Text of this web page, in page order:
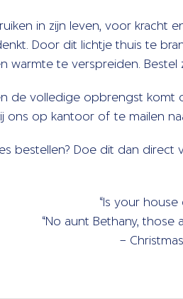
in zijn leven, voor kracht
Door dit lichtje thuis te
warmte te verspreiden. Bestel
de volledige opbrengst
ons op kantoor of te mailen
bestellen? Doe dit dan
“Is your house
“No aunt Bethany, those
–